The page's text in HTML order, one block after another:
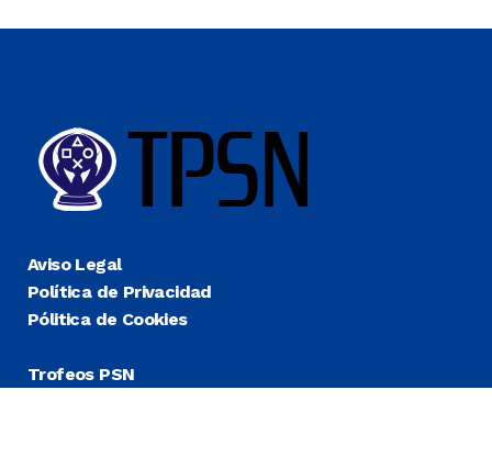
Aviso Legal
Política de Privacidad
Pólitica de Cookies
Trofeos PSN